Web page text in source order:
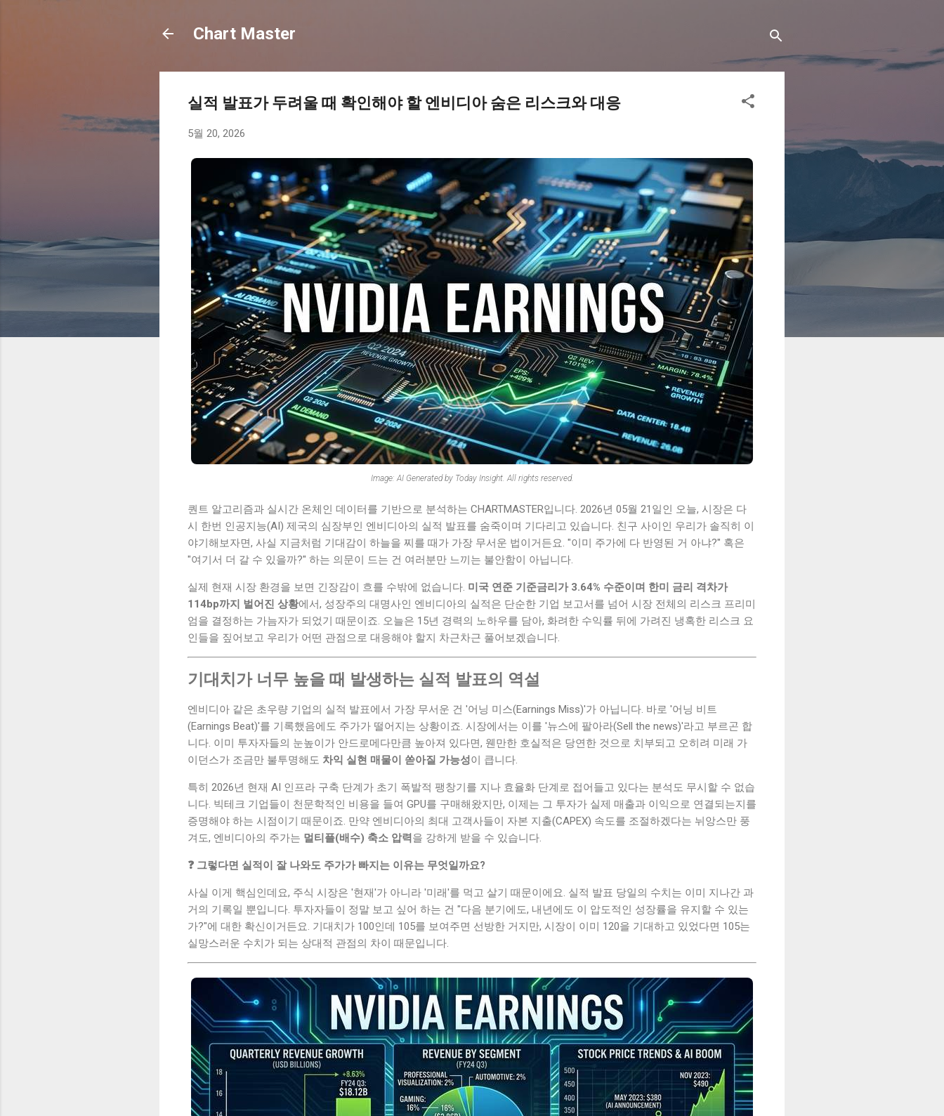
Chart Master
실적 발표가 두려울 때 확인해야 할 엔비디아 숨은 리스크와 대응
5월 20, 2026
Image: AI Generated by Today Insight. All rights reserved.
퀀트 알고리즘과 실시간 온체인 데이터를 기반으로 분석하는 CHARTMASTER입니다. 2026년 05월 21일인 오늘, 시장은 다
시 한번 인공지능(AI) 제국의 심장부인 엔비디아의 실적 발표를 숨죽이며 기다리고 있습니다. 친구 사이인 우리가 솔직히 이
야기해보자면, 사실 지금처럼 기대감이 하늘을 찌를 때가 가장 무서운 법이거든요. "이미 주가에 다 반영된 거 아냐?" 혹은
"여기서 더 갈 수 있을까?" 하는 의문이 드는 건 여러분만 느끼는 불안함이 아닙니다.
실제 현재 시장 환경을 보면 긴장감이 흐를 수밖에 없습니다. 미국 연준 기준금리가 3.64% 수준이며 한미 금리 격차가
114bp까지 벌어진 상황에서, 성장주의 대명사인 엔비디아의 실적은 단순한 기업 보고서를 넘어 시장 전체의 리스크 프리미
엄을 결정하는 가늠자가 되었기 때문이죠. 오늘은 15년 경력의 노하우를 담아, 화려한 수익률 뒤에 가려진 냉혹한 리스크 요
인들을 짚어보고 우리가 어떤 관점으로 대응해야 할지 차근차근 풀어보겠습니다.
기대치가 너무 높을 때 발생하는 실적 발표의 역설
엔비디아 같은 초우량 기업의 실적 발표에서 가장 무서운 건 '어닝 미스(Earnings Miss)'가 아닙니다. 바로 '어닝 비트
(Earnings Beat)'를 기록했음에도 주가가 떨어지는 상황이죠. 시장에서는 이를 '뉴스에 팔아라(Sell the news)'라고 부르곤 합
니다. 이미 투자자들의 눈높이가 안드로메다만큼 높아져 있다면, 웬만한 호실적은 당연한 것으로 치부되고 오히려 미래 가
이던스가 조금만 불투명해도 차익 실현 매물이 쏟아질 가능성이 큽니다.
특히 2026년 현재 AI 인프라 구축 단계가 초기 폭발적 팽창기를 지나 효율화 단계로 접어들고 있다는 분석도 무시할 수 없습
니다. 빅테크 기업들이 천문학적인 비용을 들여 GPU를 구매해왔지만, 이제는 그 투자가 실제 매출과 이익으로 연결되는지를
증명해야 하는 시점이기 때문이죠. 만약 엔비디아의 최대 고객사들이 자본 지출(CAPEX) 속도를 조절하겠다는 뉘앙스만 풍
겨도, 엔비디아의 주가는 멀티플(배수) 축소 압력 을 강하게 받을 수 있습니다.
❓ 그렇다면 실적이 잘 나와도 주가가 빠지는 이유는 무엇일까요?
사실 이게 핵심인데요, 주식 시장은 '현재'가 아니라 '미래'를 먹고 살기 때문이에요. 실적 발표 당일의 수치는 이미 지나간 과
거의 기록일 뿐입니다. 투자자들이 정말 보고 싶어 하는 건 "다음 분기에도, 내년에도 이 압도적인 성장률을 유지할 수 있는
가?"에 대한 확신이거든요. 기대치가 100인데 105를 보여주면 선방한 거지만, 시장이 이미 120을 기대하고 있었다면 105는
실망스러운 수치가 되는 상대적 관점의 차이 때문입니다.